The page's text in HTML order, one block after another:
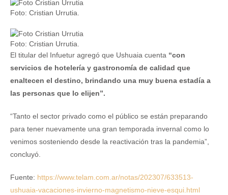
Foto: Cristian Urrutia.
Foto: Cristian Urrutia.
El titular del Infuetur agregó que Ushuaia cuenta “con
servicios de hotelería y gastronomía de calidad que
enaltecen el destino, brindando una muy buena estadía a
las personas que lo elijen”.
“Tanto el sector privado como el público se están preparando
para tener nuevamente una gran temporada invernal como lo
venimos sosteniendo desde la reactivación tras la pandemia”,
concluyó.
Fuente: https://www.telam.com.ar/notas/202307/633513-
ushuaia-vacaciones-invierno-magnetismo-nieve-esqui.html